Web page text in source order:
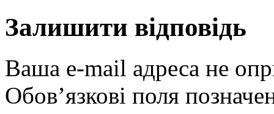
Залишити відповідь
Ваша e-mail адреса не
Обов’язкові поля